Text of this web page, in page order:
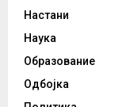
Настани
Наука
Образование
Одбојка